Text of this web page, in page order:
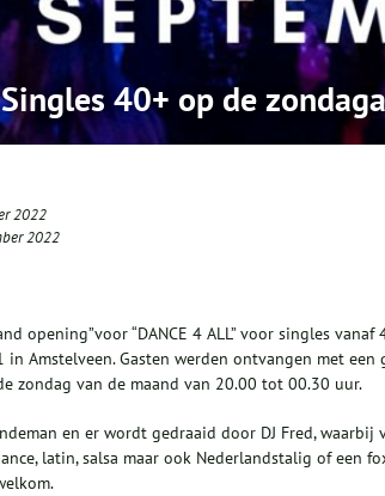
Singles 40+ op de
2022
2022
opening”voor “DANCE 4 ALL” voor singles vanaf
Amstelveen. Gasten werden ontvangen met
zondag van de maand van 20.00 tot 00.30 uur.
en er wordt gedraaid door DJ Fred,
latin, salsa maar ook Nederlandstalig of een